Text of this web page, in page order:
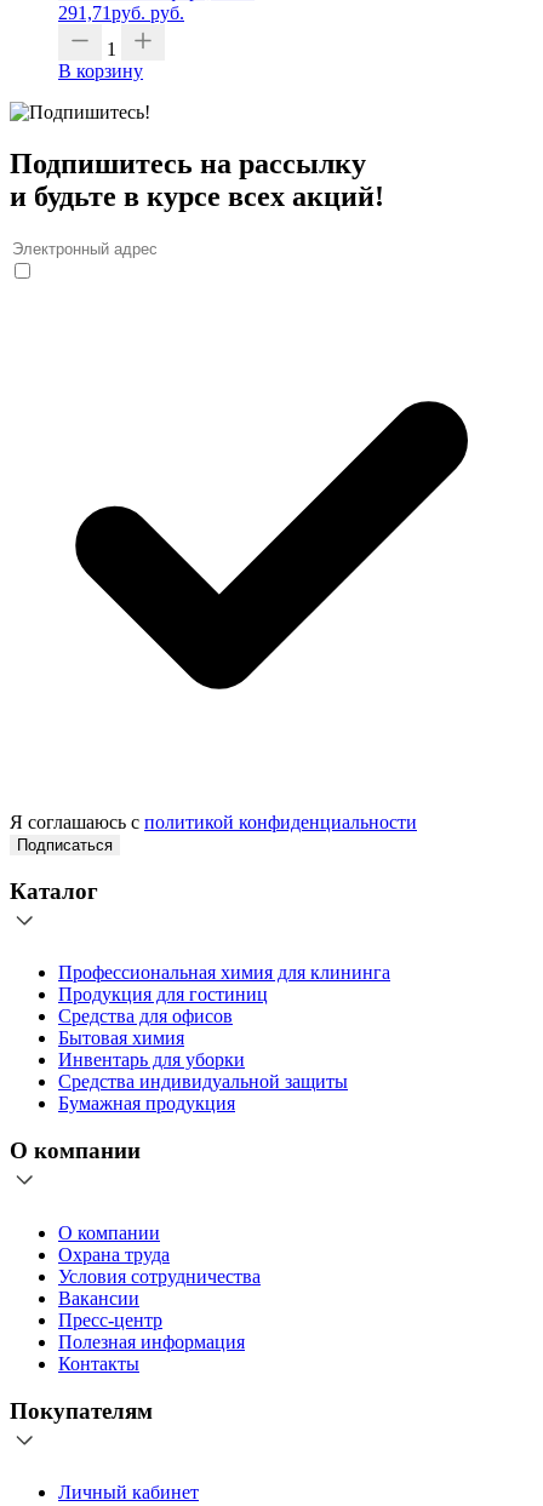
291,71руб. руб.
1
В корзину
Подпишитесь на рассылку
и будьте в курсе всех акций!
Я соглашаюсь с политикой конфиденциальности
Подписаться
Каталог
Профессиональная химия для клининга
Продукция для гостиниц
Средства для офисов
Бытовая химия
Инвентарь для уборки
Средства индивидуальной защиты
Бумажная продукция
О компании
О компании
Охрана труда
Условия сотрудничества
Вакансии
Пресс-центр
Полезная информация
Контакты
Покупателям
Личный кабинет